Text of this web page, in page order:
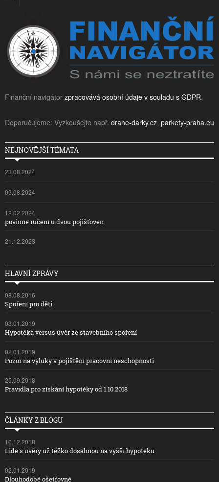
Finanční navigátor zpracovává osobní údaje v souladu s GDPR.
Doporučujeme: Vyzkoušejte např. drahe-darky.cz, parkety-praha.eu
NEJNOVĚJŠÍ TÉMATA
23.08.2024
09.08.2024
12.02.2024
povinné ručení u dvou pojišťoven
21.12.2023
HLAVNÍ ZPRÁVY
08.08.2016
Spoření pro děti
03.01.2019
Hypotéka versus úvěr ze stavebního spoření
02.01.2019
Pozor na výluky v pojištění pracovní neschopnosti
25.09.2018
Pravidla pro získání hypotéky od 1.10.2018
ČLÁNKY Z BLOGU
10.12.2018
Lidé s úvěry už těžko dosáhnou na vyšší hypotéku
02.01.2019
Dlouhodobé ošetřovné